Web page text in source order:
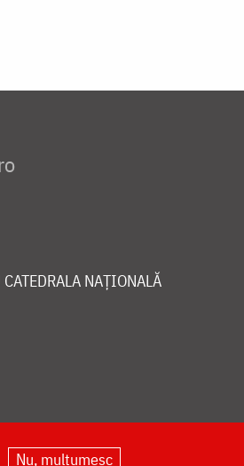
NAȚIONALĂ
Nu, mulțumesc